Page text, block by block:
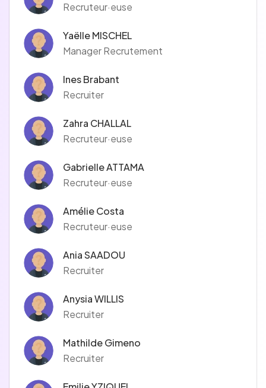
Recruteur·euse
Yaëlle MISCHEL
Manager Recrutement
Ines Brabant
Recruiter
Zahra CHALLAL
Recruteur·euse
Gabrielle ATTAMA
Recruteur·euse
Amélie Costa
Recruteur·euse
Ania SAADOU
Recruiter
Anysia WILLIS
Recruiter
Mathilde Gimeno
Recruiter